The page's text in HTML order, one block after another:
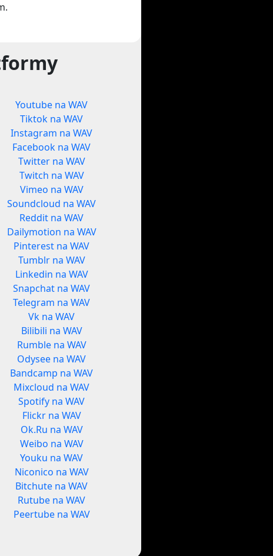
Youtube na WAV
Tiktok na WAV
Instagram na WAV
Facebook na WAV
Twitter na WAV
Twitch na WAV
Vimeo na WAV
Soundcloud na WAV
Reddit na WAV
Dailymotion na WAV
Pinterest na WAV
Tumblr na WAV
Linkedin na WAV
Snapchat na WAV
Telegram na WAV
Vk na WAV
Bilibili na WAV
Rumble na WAV
Odysee na WAV
Bandcamp na WAV
Mixcloud na WAV
Spotify na WAV
Flickr na WAV
Ok.Ru na WAV
Weibo na WAV
Youku na WAV
Niconico na WAV
Bitchute na WAV
Rutube na WAV
Peertube na WAV